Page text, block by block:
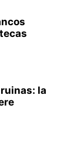
la